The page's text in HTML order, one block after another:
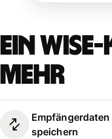
Ein
mehr
speichern